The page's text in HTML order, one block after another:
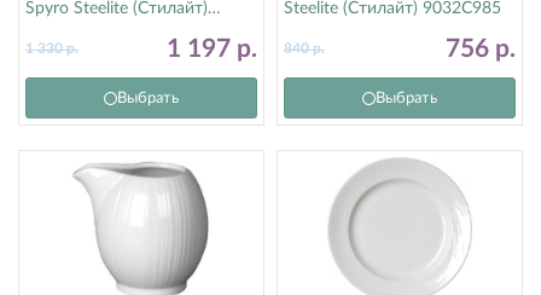
Spyro Steelite (Стилайт)
1 197 р.
1 330р.
Выбрать
Steelite (Стилайт) 9032C985
756 р.
840р.
Выбрать